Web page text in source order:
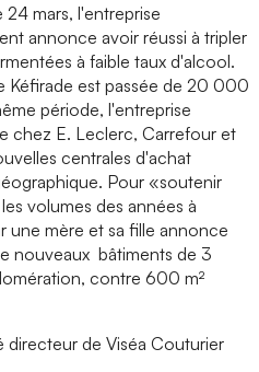
mars, l'entreprise
annonce avoir réussi à tripler
à faible taux d'alcool.
Kéfirade est passée de 20 000
période, l'entreprise
chez E. Leclerc, Carrefour et
centrales d'achat
Pour «soutenir
volumes des années à
une mère et sa fille annonce
nouveaux bâtiments de 3
contre 600 m²
directeur de Viséa Couturier